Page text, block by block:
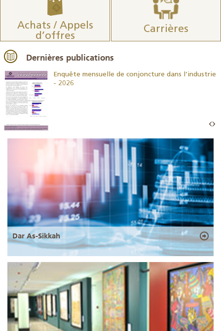
Achats / Appels
d’offres
Carrières
Dernières publications
Enquête mensuelle de conjoncture dans l’industrie
- 2026
Dar As-Sikkah